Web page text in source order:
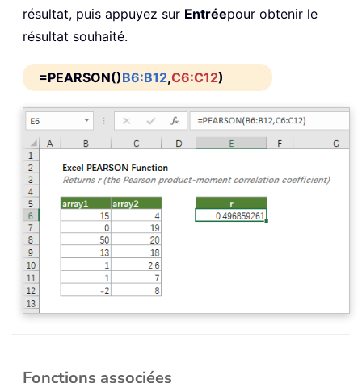
résultat, puis appuyez sur Entréepour obtenir le
résultat souhaité.
=PEARSON()B6:B12,C6:C12)
Fonctions associées